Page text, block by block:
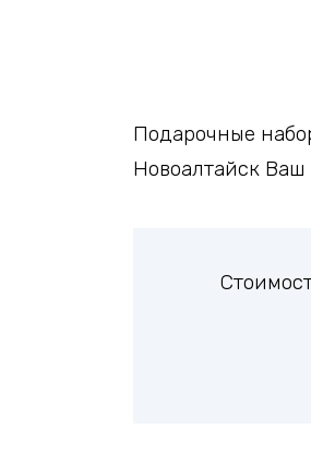
Подарочные
Новоалтайск Ваш